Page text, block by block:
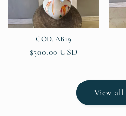
COD. AB19
Regular
$300.00 USD
View all